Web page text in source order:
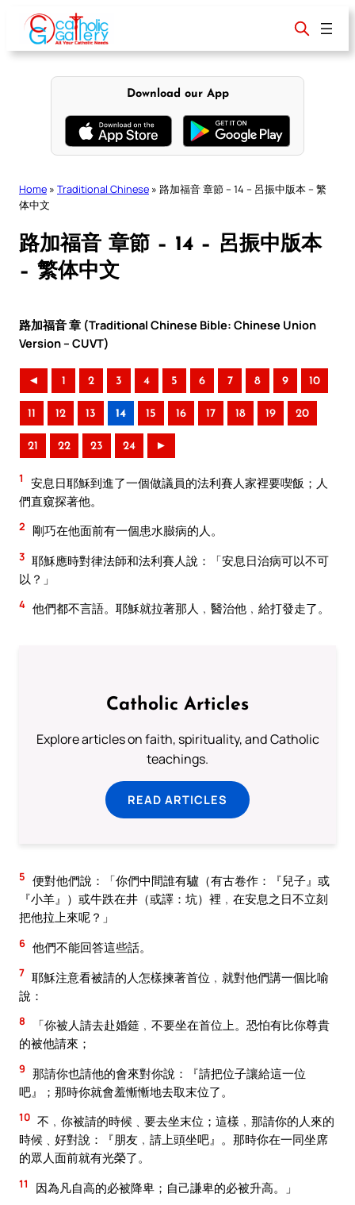
content
Download our App
Home » Traditional Chinese » 路加福音 章節 – 14 – 呂振中版本 – 繁
体中文
路加福音 章節 – 14 – 呂振中版本
– 繁体中文
路加福音 章 (Traditional Chinese Bible: Chinese Union
Version – CUVT)
◄ 1 2 3 4 5 6 7 8 9 10
11 12 13 14 15 16 17 18 19 20
21 22 23 24 ►
1
安息日耶穌到進了一個做議員的法利賽人家裡要喫飯；人
們直窺探著他。
2 剛巧在他面前有一個患水臌病的人。
3 耶穌應時對律法師和法利賽人說：「安息日治病可以不可
以？」
4 他們都不言語。耶穌就拉著那人﹐醫治他﹐給打發走了。
Catholic Articles
Explore articles on faith, spirituality, and Catholic
teachings.
READ ARTICLES
5 便對他們說：「你們中間誰有驢（有古卷作：『兒子』或
『小羊』）或牛跌在井（或譯：坑）裡﹐在安息之日不立刻
把他拉上來呢？」
6 他們不能回答這些話。
7 耶穌注意看被請的人怎樣揀著首位﹐就對他們講一個比喻
說：
8
「你被人請去赴婚筵﹐不要坐在首位上。恐怕有比你尊貴
的被他請來；
9 那請你也請他的會來對你說：『請把位子讓給這一位
吧』；那時你就會羞慚慚地去取末位了。
10 不﹐你被請的時候﹑要去坐末位；這樣﹐那請你的人來的
時候﹑好對說：『朋友﹐請上頭坐吧』。那時你在一同坐席
的眾人面前就有光榮了。
11 因為凡自高的必被降卑；自己謙卑的必被升高。」